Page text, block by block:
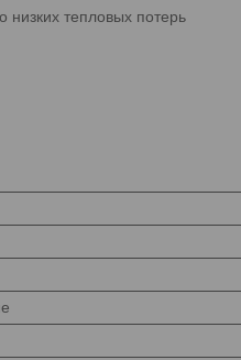
тепловых потерь